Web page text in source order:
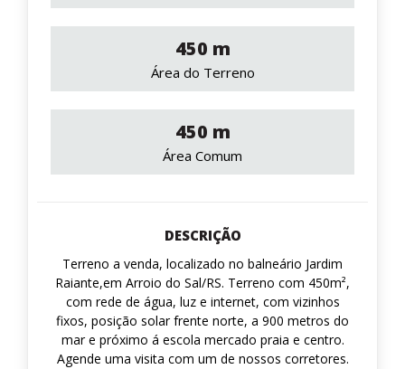
450 m
Área do Terreno
450 m
Área Comum
DESCRIÇÃO
Terreno a venda, localizado no balneário Jardim
Raiante,em Arroio do Sal/RS. Terreno com 450m²,
com rede de água, luz e internet, com vizinhos
fixos, posição solar frente norte, a 900 metros do
mar e próximo á escola mercado praia e centro.
Agende uma visita com um de nossos corretores.